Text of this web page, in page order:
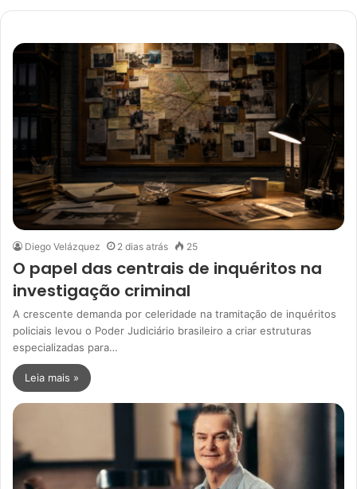
Diego Velázquez 2 dias atrás 25
O papel das centrais de inquéritos na
investigação criminal
A crescente demanda por celeridade na tramitação de inquéritos
policiais levou o Poder Judiciário brasileiro a criar estruturas
especializadas para…
Leia mais »